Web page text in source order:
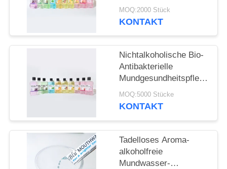
DATENSCHUTZ-
kühl frisch
alkoholfreies
MOQ:2000 Stück
KONTAKT
Nichtalkoholische Bio-
Antibakterielle
Mundgesundheitspflege
Fruchtgeschmack 250
ml Mundwasser für die
MOQ:5000 Stücke
KONTAKT
Tadelloses Aroma-
alkoholfreie
Mundwasser-